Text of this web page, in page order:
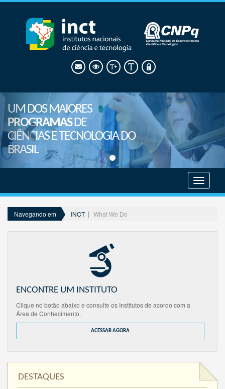
UM DOS MAIORES
PROGRAMASDE
CIÊNCIAS E TECNOLOGIA DO
BRASIL
menu
Navegando em INCT What We Do
ENCONTRE UM INSTITUTO
Clique no botão abaixo e consulte os Institutos de acordo com a
Área de Conhecimento.
ACESSAR AGORA
DESTAQUES